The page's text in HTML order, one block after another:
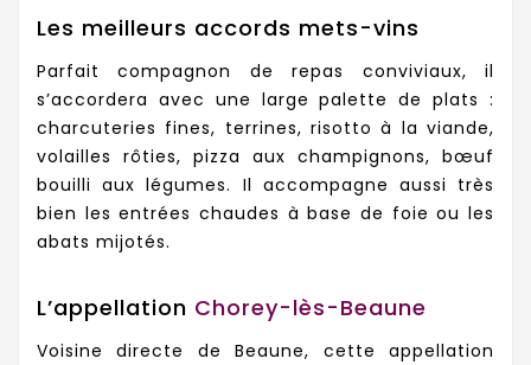
Les meilleurs accords mets-vins
Parfait compagnon de repas conviviaux, il
s’accordera avec une large palette de plats :
charcuteries fines, terrines, risotto à la viande,
volailles rôties, pizza aux champignons, bœuf
bouilli aux légumes. Il accompagne aussi très
bien les entrées chaudes à base de foie ou les
abats mijotés.
L’appellation Chorey-lès-Beaune
Voisine directe de Beaune, cette appellation